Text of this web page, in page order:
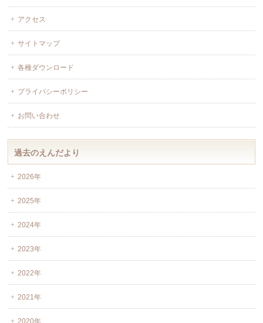
アクセス
サイトマップ
各種ダウンロード
プライバシーポリシー
お問い合わせ
過去のえんだより
2026年
2025年
2024年
2023年
2022年
2021年
2020年